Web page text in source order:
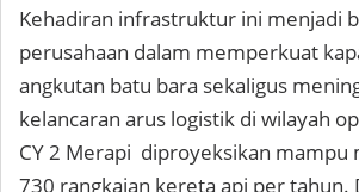
Kehadiran infrastruktur ini menjadi
perusahaan dalam memperkuat
angkutan batu bara sekaligus
kelancaran arus logistik di wilayah
CY 2 Merapi diproyeksikan mampu
730 rangkaian kereta api per tahun.